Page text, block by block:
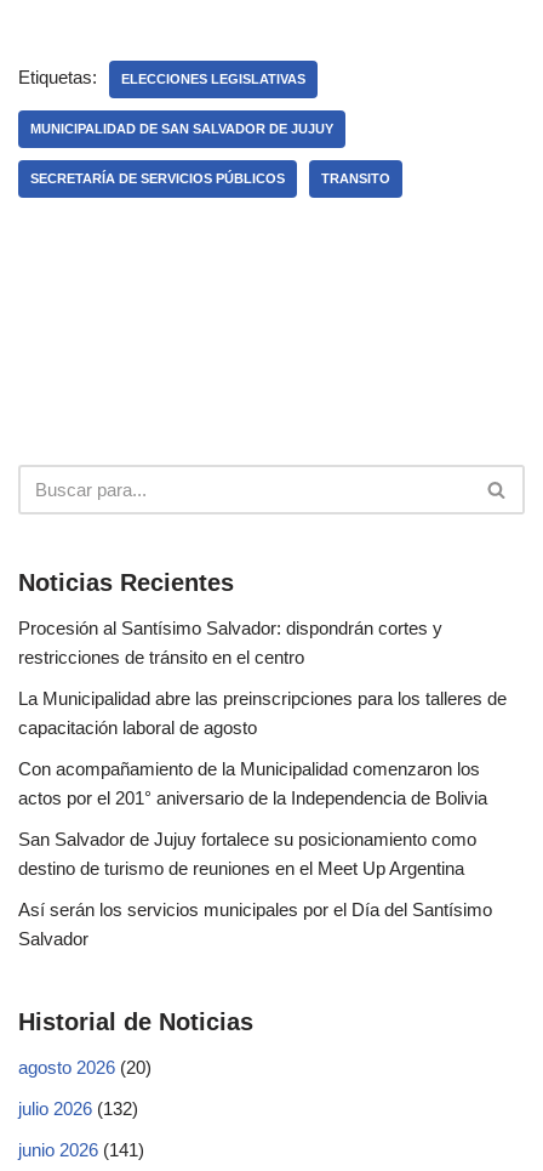
Etiquetas: ELECCIONES LEGISLATIVAS
MUNICIPALIDAD DE SAN SALVADOR DE JUJUY
SECRETARÍA DE SERVICIOS PÚBLICOS TRANSITO
Noticias Recientes
Procesión al Santísimo Salvador: dispondrán cortes y
restricciones de tránsito en el centro
La Municipalidad abre las preinscripciones para los talleres de
capacitación laboral de agosto
Con acompañamiento de la Municipalidad comenzaron los
actos por el 201° aniversario de la Independencia de Bolivia
San Salvador de Jujuy fortalece su posicionamiento como
destino de turismo de reuniones en el Meet Up Argentina
Así serán los servicios municipales por el Día del Santísimo
Salvador
Historial de Noticias
agosto 2026 (20)
julio 2026 (132)
junio 2026 (141)